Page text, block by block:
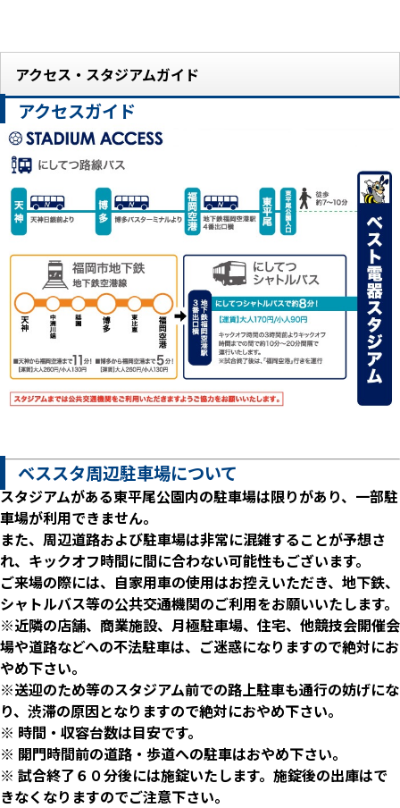
アクセス・スタジアムガイド
アクセスガイド
ベススタ周辺駐車場について
スタジアムがある東平尾公園内の駐車場は限りがあり、一部駐
車場が利用できません。
また、周辺道路および駐車場は非常に混雑することが予想さ
れ、キックオフ時間に間に合わない可能性もございます。
ご来場の際には、自家用車の使用はお控えいただき、地下鉄、
シャトルバス等の公共交通機関のご利用をお願いいたします。
※近隣の店舗、商業施設、月極駐車場、住宅、他競技会開催会
場や道路などへの不法駐車は、ご迷惑になりますので絶対にお
やめ下さい。
※送迎のため等のスタジアム前での路上駐車も通行の妨げにな
り、渋滞の原因となりますので絶対におやめ下さい。
※ 時間・収容台数は目安です。
※ 開門時間前の道路・歩道への駐車はおやめ下さい。
※ 試合終了６０分後には施錠いたします。施錠後の出庫はで
きなくなりますのでご注意下さい。